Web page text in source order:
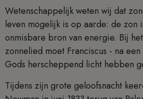
Wetenschappelijk weten wij dat
leven mogelijk is op aarde: de zon
onmisbare bron van energie. Bij
zonnelied moet Franciscus - na
Gods herscheppend licht hebben
Tijdens zijn grote geloofsnacht